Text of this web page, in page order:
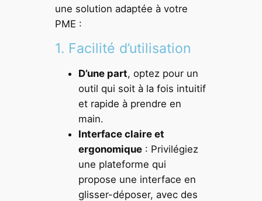
une solution adaptée à votre
PME :
1. Facilité d’utilisation
D’une part, optez pour un
outil qui soit à la fois intuitif
et rapide à prendre en
main.
Interface claire et
ergonomique : Privilégiez
une plateforme qui
propose une interface en
glisser-déposer, avec des